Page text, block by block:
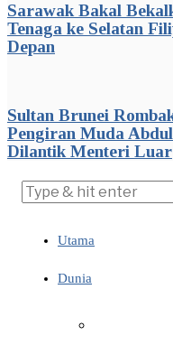
Sarawak Bakal
Tenaga ke Selatan
Depan
Sultan Brunei
Pengiran Muda
Dilantik Menteri Luar
Utama
Dunia